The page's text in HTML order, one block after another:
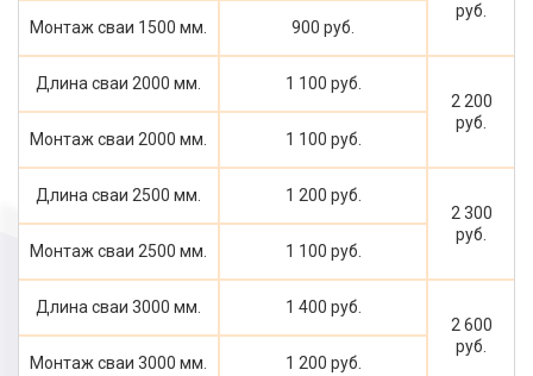
руб.
Монтаж сваи 1500 мм.
900 руб.
Длина сваи 2000 мм.
1 100 руб.
2 200
руб.
Монтаж сваи 2000 мм.
1 100 руб.
Длина сваи 2500 мм.
1 200 руб.
2 300
руб.
Монтаж сваи 2500 мм.
1 100 руб.
Длина сваи 3000 мм.
1 400 руб.
2 600
руб.
Монтаж сваи 3000 мм.
1 200 руб.